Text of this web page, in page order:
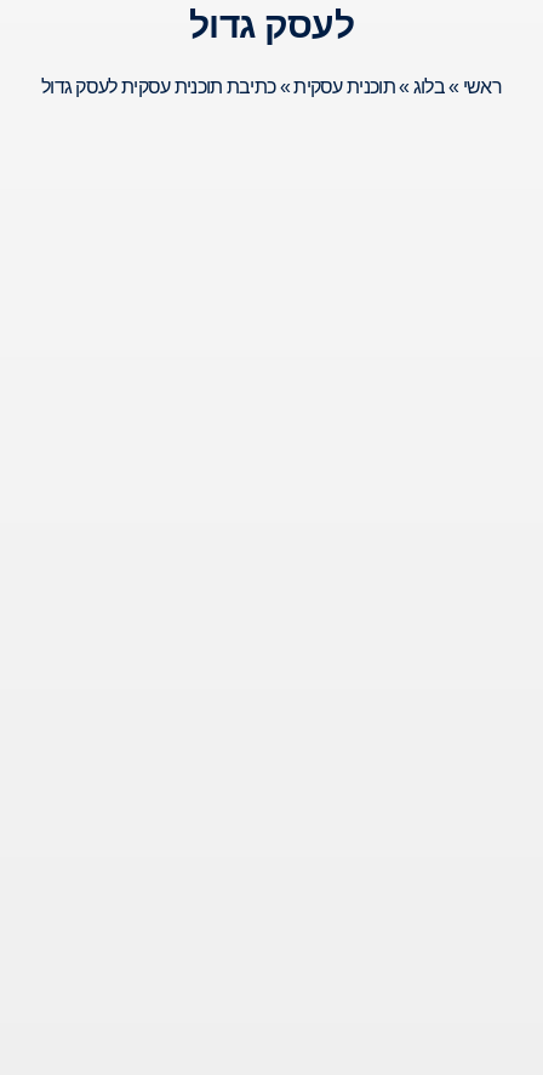
לעסק גדול
ראשי »בלוג»תוכנית עסקית»כתיבת תוכנית עסקית לעסק גדול